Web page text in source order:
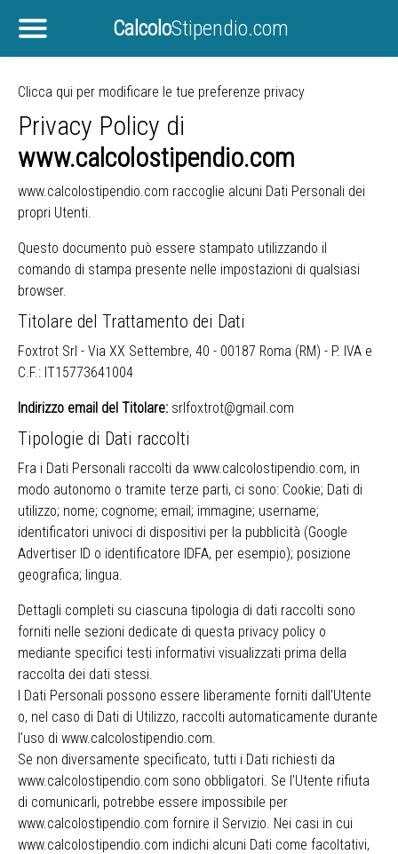
CalcoloStipendio.com
Clicca qui per modificare le tue preferenze privacy
Privacy Policy di
www.calcolostipendio.com
www.calcolostipendio.com raccoglie alcuni Dati Personali dei
propri Utenti.
Questo documento può essere stampato utilizzando il
comando di stampa presente nelle impostazioni di qualsiasi
browser.
Titolare del Trattamento dei Dati
Foxtrot Srl - Via XX Settembre, 40 - 00187 Roma (RM) - P. IVA e
C.F.: IT15773641004
Indirizzo email del Titolare: srlfoxtrot@gmail.com
Tipologie di Dati raccolti
Fra i Dati Personali raccolti da www.calcolostipendio.com, in
modo autonomo o tramite terze parti, ci sono: Cookie; Dati di
utilizzo; nome; cognome; email; immagine; username;
identificatori univoci di dispositivi per la pubblicità (Google
Advertiser ID o identificatore IDFA, per esempio); posizione
geografica; lingua.
Dettagli completi su ciascuna tipologia di dati raccolti sono
forniti nelle sezioni dedicate di questa privacy policy o
mediante specifici testi informativi visualizzati prima della
raccolta dei dati stessi.
I Dati Personali possono essere liberamente forniti dall'Utente
o, nel caso di Dati di Utilizzo, raccolti automaticamente durante
l'uso di www.calcolostipendio.com.
Se non diversamente specificato, tutti i Dati richiesti da
www.calcolostipendio.com sono obbligatori. Se l’Utente rifiuta
di comunicarli, potrebbe essere impossibile per
www.calcolostipendio.com fornire il Servizio. Nei casi in cui
www.calcolostipendio.com indichi alcuni Dati come facoltativi,